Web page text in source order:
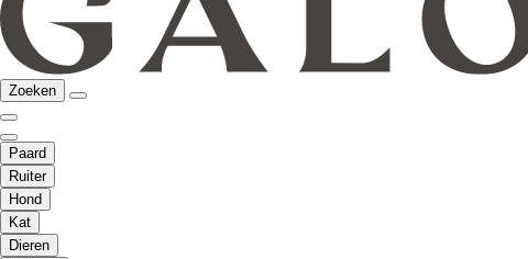
Zoeken
Paard
Ruiter
Hond
Kat
Dieren